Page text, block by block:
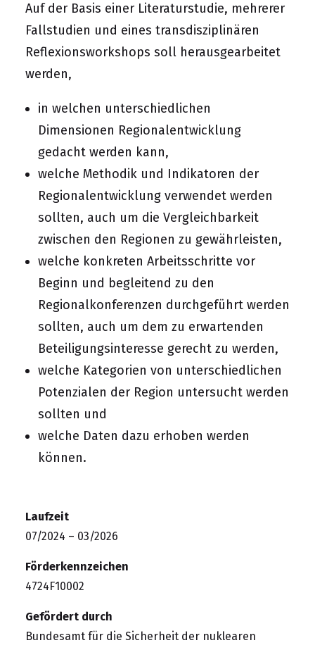
Auf der Basis einer Literaturstudie, mehrerer
Fallstudien und eines transdisziplinären
Reflexionsworkshops soll herausgearbeitet
werden,
in welchen unterschiedlichen
Dimensionen Regionalentwicklung
gedacht werden kann,
welche Methodik und Indikatoren der
Regionalentwicklung verwendet werden
sollten, auch um die Vergleichbarkeit
zwischen den Regionen zu gewährleisten,
welche konkreten Arbeitsschritte vor
Beginn und begleitend zu den
Regionalkonferenzen durchgeführt werden
sollten, auch um dem zu erwartenden
Beteiligungsinteresse gerecht zu werden,
welche Kategorien von unterschiedlichen
Potenzialen der Region untersucht werden
sollten und
welche Daten dazu erhoben werden
können.
Laufzeit
07/2024 – 03/2026
Förderkennzeichen
4724F10002
Gefördert durch
Bundesamt für die Sicherheit der nuklearen